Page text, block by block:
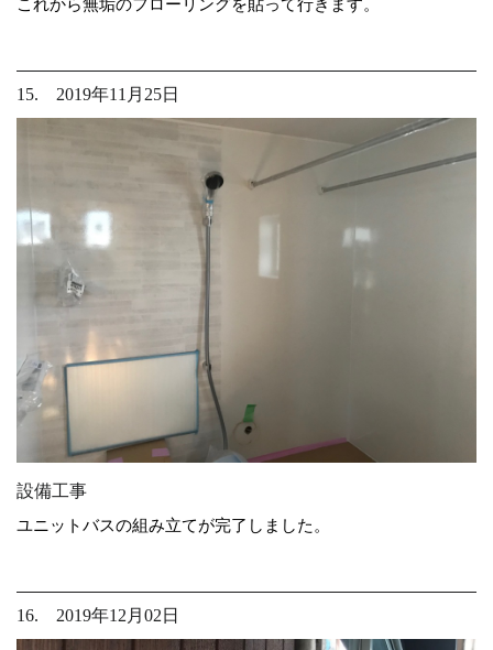
15. 2019年11月25日
設備工事
ユニットバスの組み立てが完了しました。
16. 2019年12月02日